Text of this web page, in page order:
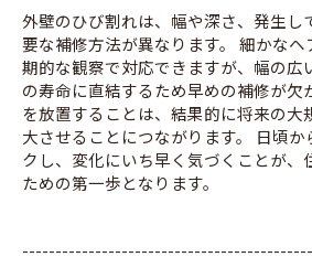
外壁のひび割れは、幅や深さ、発生し
要な補修方法が異なります。 細かな
期的な観察で対応できますが、幅の広
の寿命に直結するため早めの補修が欠
を放置することは、結果的に将来の大
大させることにつながります。 日頃
クし、変化にいち早く気づくことが、
ための第一歩となります。